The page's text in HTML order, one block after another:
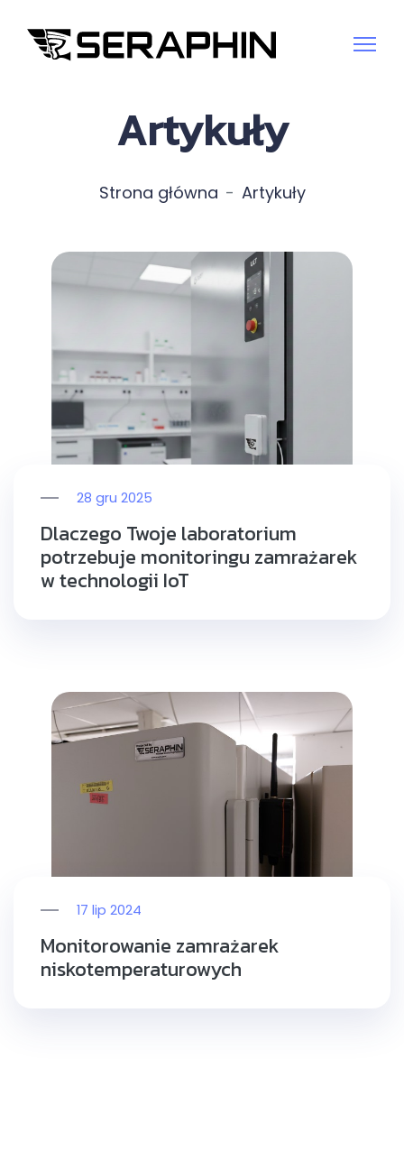
Artykuły
Strona główna Artykuły
28 gru 2025
Dlaczego Twoje laboratorium
potrzebuje monitoringu zamrażarek
w technologii IoT
17 lip 2024
Monitorowanie zamrażarek
niskotemperaturowych